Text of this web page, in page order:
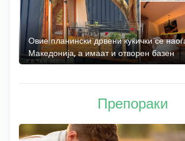
Овие планински дрвени куќички се
Македонија, а имаат и отворен базен
Препораки